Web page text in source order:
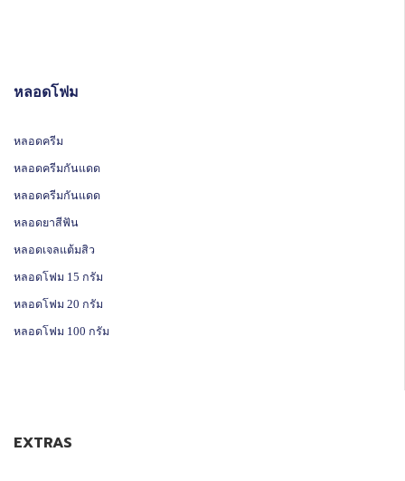
หลอดโฟม
หลอดครีม
หลอดครีมกันแดด
หลอดครีมกันแดด
หลอดยาสีฟัน
หลอดเจลแต้มสิว
หลอดโฟม 15 กรัม
หลอดโฟม 20 กรัม
หลอดโฟม 100 กรัม
EXTRAS